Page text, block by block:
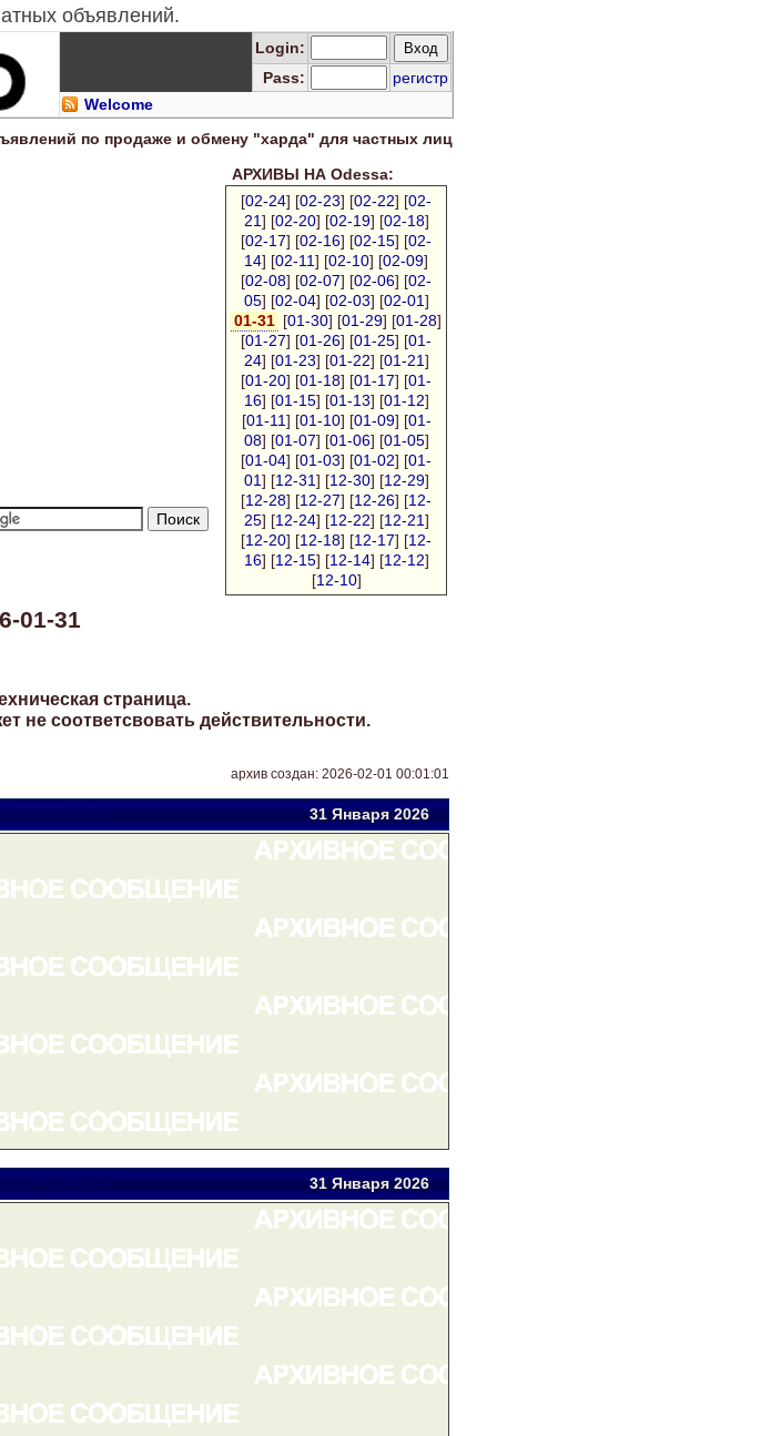
объявлений.
Login:
Pass:
регистр
Welcome
по продаже и обмену "харда" для частных лиц
АРХИВЫ НА Odessa:
[02-24] [02-23] [02-22] [02-
21] [02-20] [02-19] [02-18]
[02-17] [02-16] [02-15] [02-
14] [02-11] [02-10] [02-09]
[02-08] [02-07] [02-06] [02-
05] [02-04] [02-03] [02-01]
01-31 [01-30] [01-29] [01-28]
[01-27] [01-26] [01-25] [01-
24] [01-23] [01-22] [01-21]
[01-20] [01-18] [01-17] [01-
16] [01-15] [01-13] [01-12]
[01-11] [01-10] [01-09] [01-
08] [01-07] [01-06] [01-05]
[01-04] [01-03] [01-02] [01-
01] [12-31] [12-30] [12-29]
[12-28] [12-27] [12-26] [12-
25] [12-24] [12-22] [12-21]
[12-20] [12-18] [12-17] [12-
16] [12-15] [12-14] [12-12]
[12-10]
01-31
страница.
не соответсвовать действительности.
архив создан: 2026-02-01 00:01:01
31 Января2026
31 Января2026